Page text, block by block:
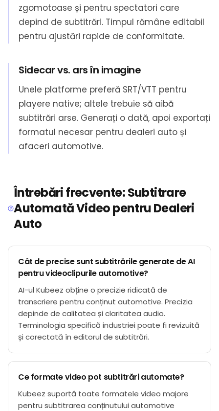
zgomotoase și pentru spectatori care
depind de subtitrări. Timpul rămâne editabil
pentru ajustări rapide de conformitate.
Sidecar vs. ars în imagine
Unele platforme preferă SRT/VTT pentru
playere native; altele trebuie să aibă
subtitrări arse. Generați o dată, apoi exportați
formatul necesar pentru dealeri auto și
afaceri automotive.
Întrebări frecvente: Subtitrare
Automată Video pentru Dealeri
Auto
Cât de precise sunt subtitrările generate de AI
pentru videoclipurile automotive?
AI-ul Kubeez obține o precizie ridicată de
transcriere pentru conținut automotive. Precizia
depinde de calitatea și claritatea audio.
Terminologia specifică industriei poate fi revizuită
și corectată în editorul de subtitrări.
Ce formate video pot subtitrări automate?
Kubeez suportă toate formatele video majore
pentru subtitrarea conținutului automotive